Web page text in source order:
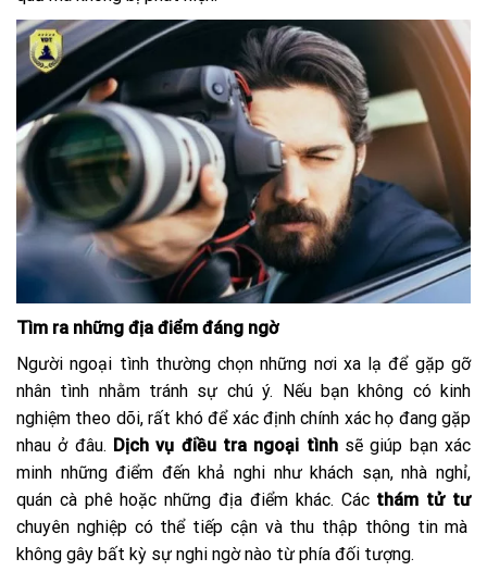
Tìm ra những địa điểm đáng ngờ
Người ngoại tình thường chọn những nơi xa lạ để gặp gỡ
nhân tình nhằm tránh sự chú ý. Nếu bạn không có kinh
nghiệm theo dõi, rất khó để xác định chính xác họ đang gặp
nhau ở đâu. Dịch vụ điều tra ngoại tìnhsẽ giúp bạn xác
minh những điểm đến khả nghi như khách sạn, nhà nghỉ,
quán cà phê hoặc những địa điểm khác. Các thám tử tư
chuyên nghiệp có thể tiếp cận và thu thập thông tin mà
không gây bất kỳ sự nghi ngờ nào từ phía đối tượng.